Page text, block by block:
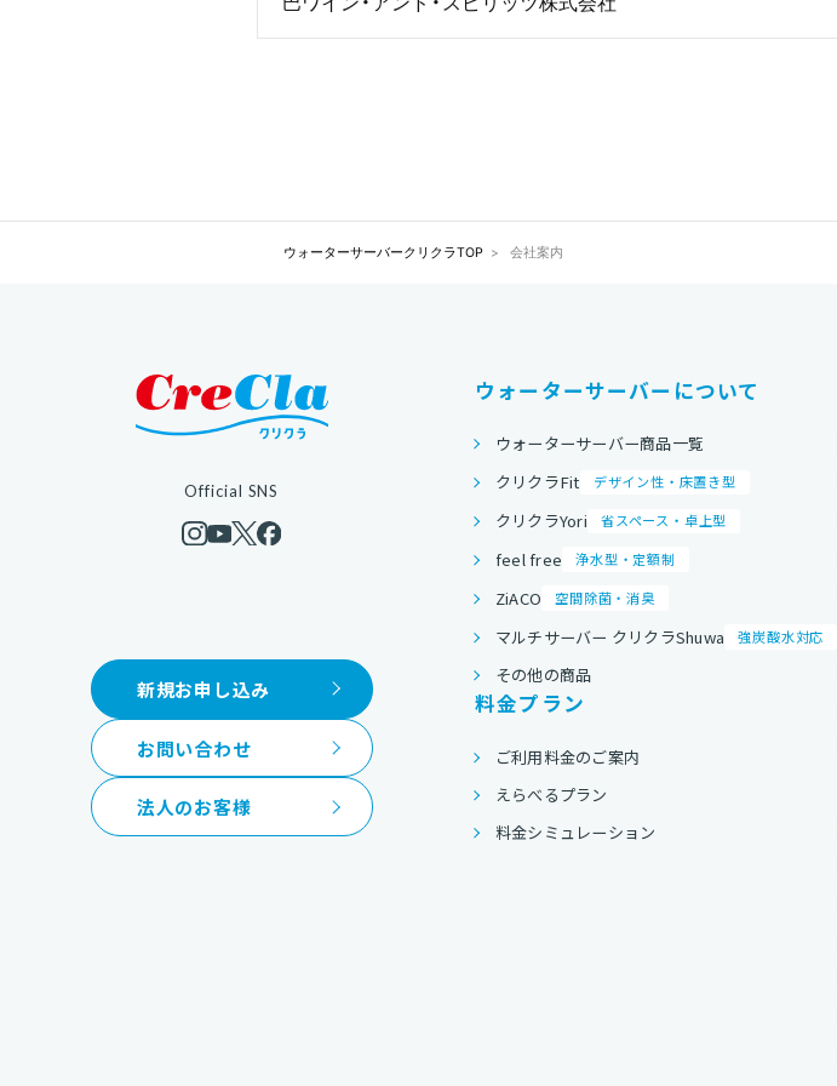
ウォーターサーバークリクラTOP 会社案内
Official SNS
新規お申し込み
お問い合わせ
法人のお客様
ウォーターサーバーについて
ウォーターサーバー商品一覧
クリクラFit
デザイン性・床置き型
クリクラYori 省スペース・卓上型
feel free 浄水型・定額制
ZiACO 空間除菌・消臭
マルチサーバー クリクラShuwa 強炭酸水対応
その他の商品
料金プラン
ご利用料金のご案内
えらべるプラン
料金シミュレーション